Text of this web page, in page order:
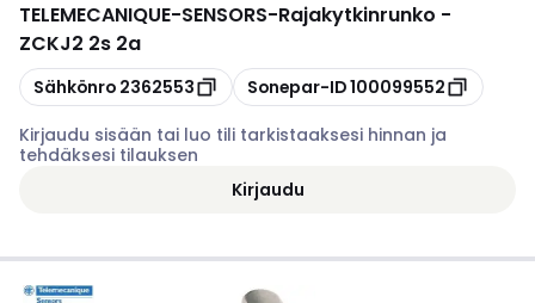
TELEMECANIQUE-SENSORS-Rajakytkinrunko -
ZCKJ2 2s 2a
Kopioi
Sähkönro 2362553 Kopioi
Sonepar-ID100099552
Kirjaudu sisään tai luo tili tarkistaaksesi hinnan ja
tehdäksesi tilauksen
Kirjaudu